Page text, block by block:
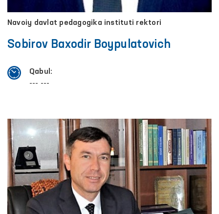
Navoiy davlat pedagogika instituti rektori
Sobirov Baxodir Boypulatovich
Qabul:
--- ---